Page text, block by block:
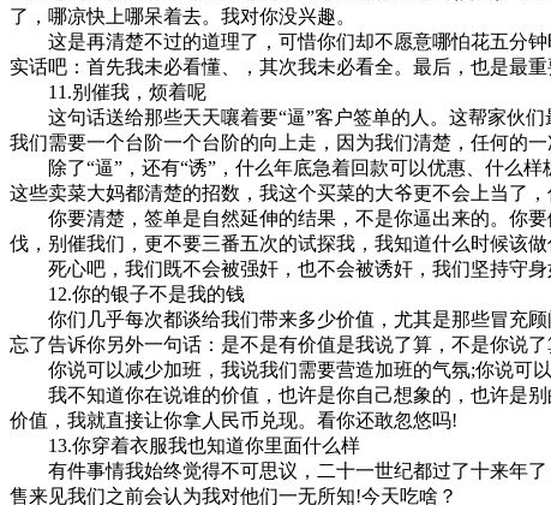
了，哪凉快上哪呆着去。我对你没兴趣。
这是再清楚不过的道理了，可惜你们却不愿意哪怕花五分钟
实话吧：首先我未必看懂、，其次我未必看全。最后，也是最
11.别催我，烦着呢
这句话送给那些天天嚷着要“逼”客户签单的人。这帮家伙们
我们需要一个台阶一个台阶的向上走，因为我们清楚，任何的
除了“逼”，还有“诱”，什么年底急着回款可以优惠、什么样
这些卖菜大妈都清楚的招数，我这个买菜的大爷更不会上当了，
你要清楚，签单是自然延伸的结果，不是你逼出来的。你要
伐，别催我们，更不要三番五次的试探我，我知道什么时候该
死心吧，我们既不会被强奸，也不会被诱奸，我们坚持守身
12.你的银子不是我的钱
你们几乎每次都谈给我们带来多少价值，尤其是那些冒充顾
忘了告诉你另外一句话：是不是有价值是我说了算，不是你说了
你说可以减少加班，我说我们需要营造加班的气氛;你说可以
我不知道你在说谁的价值，也许是你自己想象的，也许是别
价值，我就直接让你拿人民币兑现。看你还敢忽悠吗!
13.你穿着衣服我也知道你里面什么样
有件事情我始终觉得不可思议，二十一世纪都过了十来年了
售来见我们之前会认为我对他们一无所知!今天吃啥？